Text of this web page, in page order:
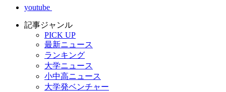
youtube
記事ジャンル
PICK UP
最新ニュース
ランキング
大学ニュース
小中高ニュース
大学発ベンチャー